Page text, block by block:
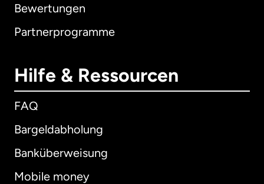
Bewertungen
Partnerprogramme
Hilfe & Ressourcen
FAQ
Bargeldabholung
Banküberweisung
Mobile money